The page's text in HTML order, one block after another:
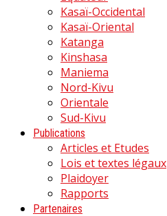
Kasaï-Occidental
Kasaï-Oriental
Katanga
Kinshasa
Maniema
Nord-Kivu
Orientale
Sud-Kivu
Publications
Articles et Etudes
Lois et textes légaux
Plaidoyer
Rapports
Partenaires